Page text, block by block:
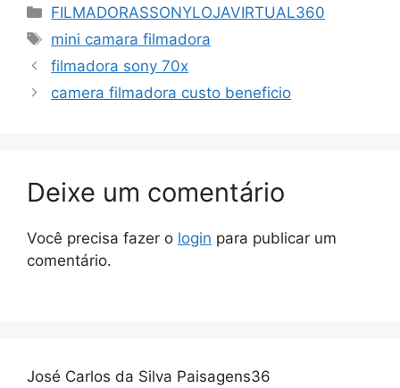
Categorias
FILMADORASSONYLOJAVIRTUAL360
Tags
mini camara filmadora
filmadora sony 70x
camera filmadora custo beneficio
Deixe um comentário
Você precisa fazer o login para publicar um
comentário.
José Carlos da Silva Paisagens36